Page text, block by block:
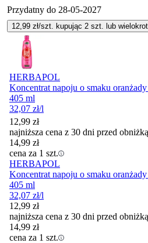
Przydatny do 28-05-2027
12,99 zł/szt. kupując 2 szt. lub
HERBAPOL
Koncentrat napoju o smaku
405 ml
32,07 zł/l
12,99 zł
najniższa cena z 30 dni przed obniżką
14,99 zł
cena za 1 szt.
HERBAPOL
Koncentrat napoju o smaku
405 ml
32,07 zł/l
12,99 zł
najniższa cena z 30 dni przed obniżką
14,99 zł
cena za 1 szt.